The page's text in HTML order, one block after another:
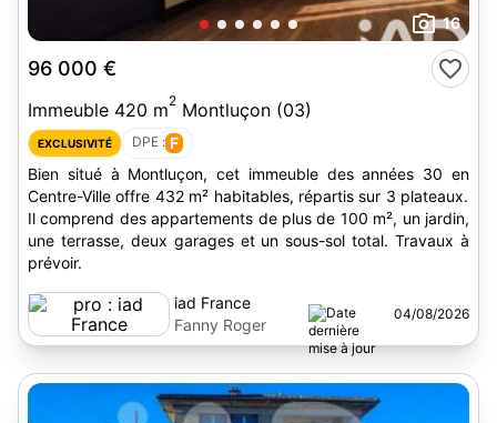
16
96 000 €
Immeuble 420 m2 Montluçon (03)
EXCLUSIVITÉ DPE : F
Bien situé à Montluçon, cet immeuble des années 30 en
Centre-Ville offre 432 m² habitables, répartis sur 3 plateaux.
Il comprend des appartements de plus de 100 m², un jardin,
une terrasse, deux garages et un sous-sol total. Travaux à
prévoir.
iad France
Fanny Roger
04/08/2026